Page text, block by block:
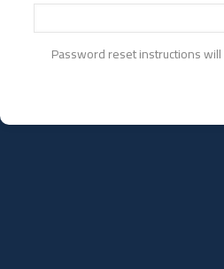
Password reset instructions